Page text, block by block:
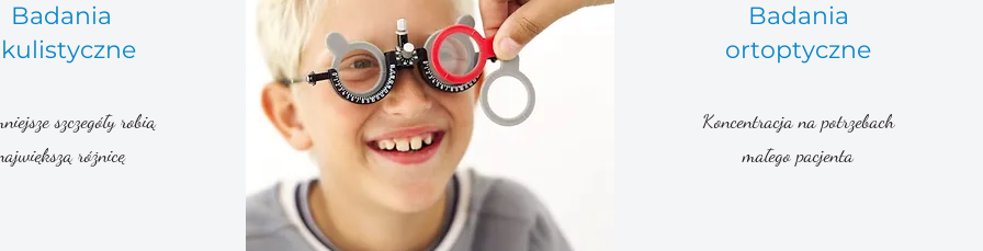
Badania
szczegóły robią
różnicę
Badania
ortoptyczne
Koncentracja na potrzebach
małego pacjenta